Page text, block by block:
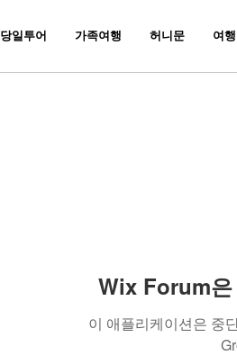
당일투어 가족여행 허니문 여행
Wix Forum은
이 애플리케이션은 중